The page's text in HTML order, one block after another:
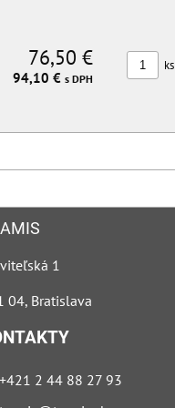
76,50 €
94,10 € s DPH
ks
1
04, Bratislava
+421 2 44 88 27 93